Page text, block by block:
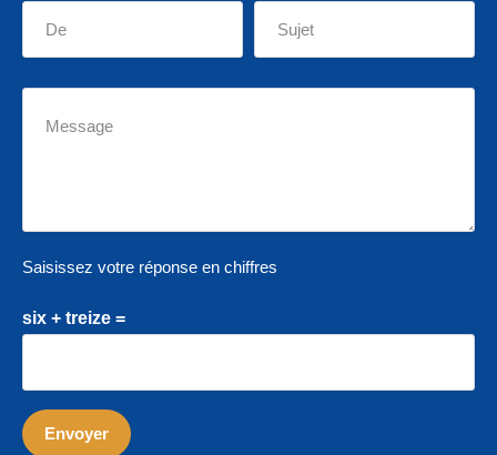
Saisissez votre réponse en chiffres
six + treize =